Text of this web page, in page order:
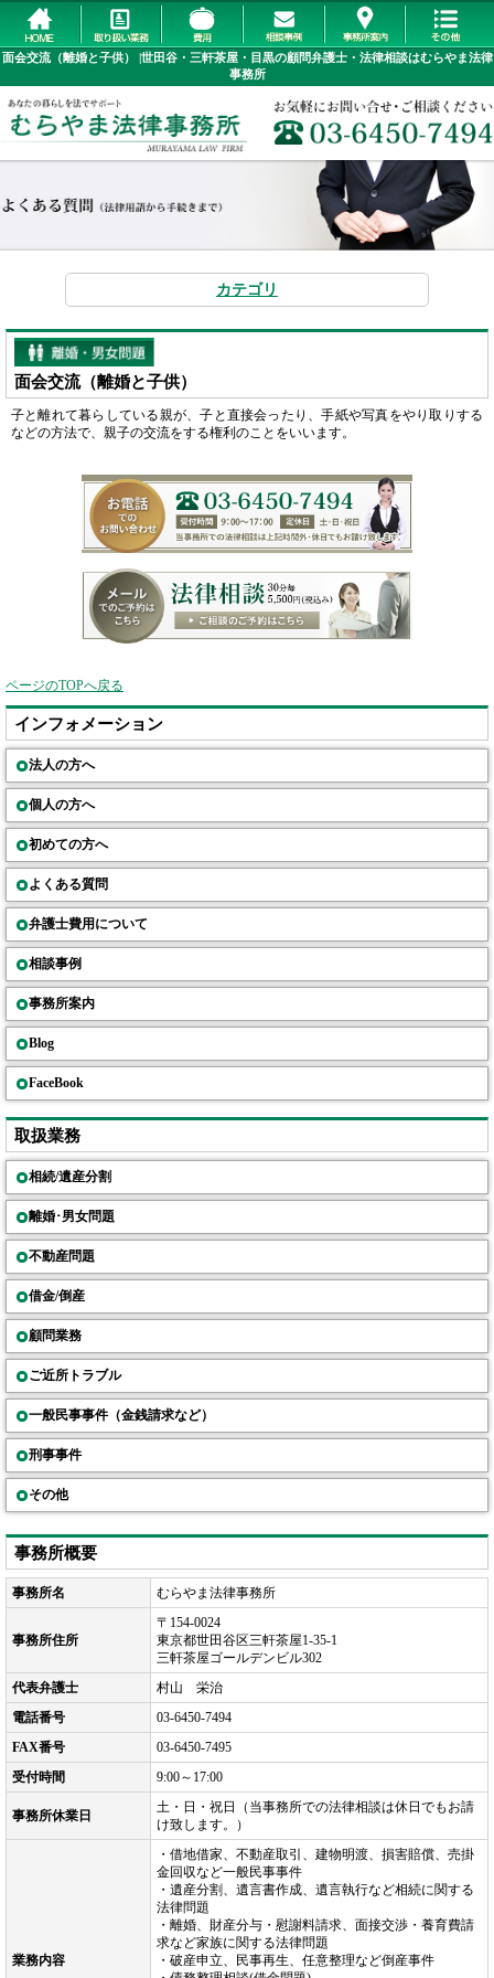
面会交流（離婚と子供） |世田谷・三軒茶屋・目黒の顧問弁護士・法律相談はむらやま法律
事務所
カテゴリ
面会交流（離婚と子供）
子と離れて暮らしている親が、子と直接会ったり、手紙や写真をやり取りする
などの方法で、親子の交流をする権利のことをいいます。
ページのTOPへ戻る
インフォメーション
法人の方へ
個人の方へ
初めての方へ
よくある質問
弁護士費用について
相談事例
事務所案内
Blog
FaceBook
取扱業務
相続/遺産分割
離婚･男女問題
不動産問題
借金/倒産
顧問業務
ご近所トラブル
一般民事事件（金銭請求など）
刑事事件
その他
事務所概要
事務所名 むらやま法律事務所
事務所住所
〒154-0024
東京都世田谷区三軒茶屋1-35-1
三軒茶屋ゴールデンビル302
代表弁護士
村山 栄治
電話番号
03-6450-7494
FAX番号
03-6450-7495
受付時間
9:00～17:00
事務所休業日
土・日・祝日（当事務所での法律相談は休日でもお請
け致します。）
業務内容
・借地借家、不動産取引、建物明渡、損害賠償、売掛
金回収など一般民事事件
・遺産分割、遺言書作成、遺言執行など相続に関する
法律問題
・離婚、財産分与・慰謝料請求、面接交渉・養育費請
求など家族に関する法律問題
・破産申立、民事再生、任意整理など倒産事件